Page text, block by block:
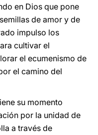
en Dios que pone
de amor y de
impulso los
cultivar el
el ecumenismo de
el camino del
su momento
por la unidad de
a través de